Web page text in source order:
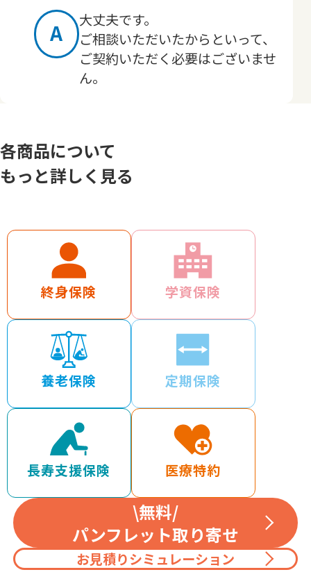
A
大丈夫です。
ご相談いただいたからといって、
ご契約いただく必要はございませ
ん。
各商品について
もっと詳しく見る
終身保険 学資保険
養老保険 定期保険
長寿支援保険 医療特約
\無料/
パンフレット取り寄せ
お見積りシミュレーション